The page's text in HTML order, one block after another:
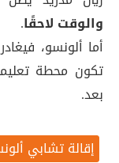
والوقت لاحقًا.
أما ألونسو،
تكون محطة
بعد.
إقالة تشابي